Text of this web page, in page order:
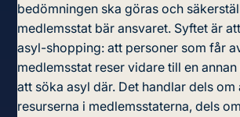
bedömningen ska göras och
medlemsstat bär ansvaret. Syftet är
asyl-shopping: att personer som får
medlemsstat reser vidare till en
att söka asyl där. Det handlar dels om
resurserna i medlemsstaterna, dels